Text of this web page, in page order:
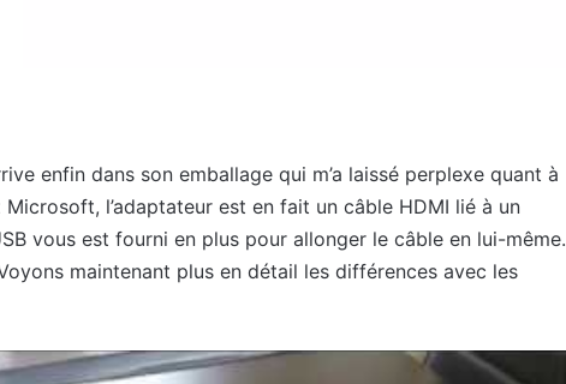
enfin dans son emballage qui m’a laissé perplexe quant à
l’adaptateur est en fait un câble HDMI lié à un
vous est fourni en plus pour allonger le câble en lui-même.
maintenant plus en détail les différences avec les